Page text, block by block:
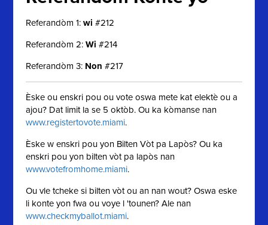
Referandòm 1:wi #212
Referandòm 2:Wi #214
Referandòm 3: Non #217
Èske ou enskri pou ou vote oswa mete kat elektè ou a
ajou? Dat limit la se 5 oktòb. Ou ka kòmanse nan
www.registertovote.miami.
Èske w enskri pou yon Bilten Vòt pa Lapòs? Ou ka
enskri pou yon bilten vòt pa lapòs nan
www.votefromhome.miami.
Ou vle tcheke si bilten vòt ou an nan wout? Oswa eske
li konte yon fwa ou voye l 'tounen? Ale nan
www.checkmyballot.miami.